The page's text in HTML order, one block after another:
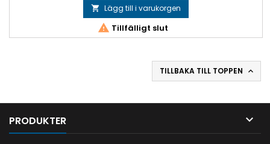
 Lägg till i varukorgen
 Tillfälligt slut
TILLBAKA TILL TOPPEN 
PRODUKTER 